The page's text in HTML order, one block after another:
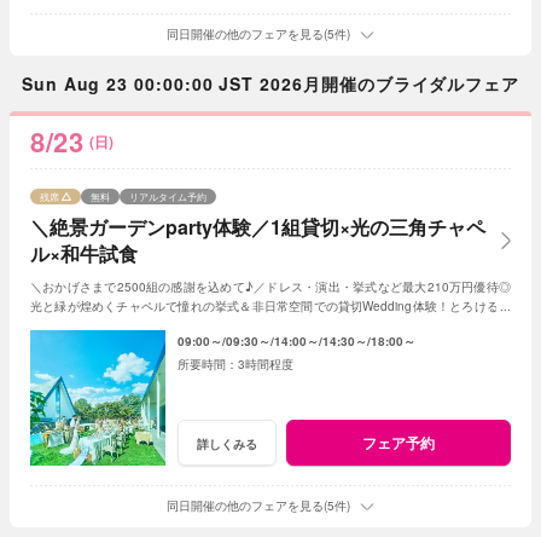
同日開催の他のフェアを見る(5件)
Sun Aug 23 00:00:00 JST 2026月開催のブライダルフェア
8/23 (日)
＼絶景ガーデンparty体験／1組貸切×光の三角チャペ
ル×和牛試食
残席 無料 リアルタイム予約
＼おかげさまで2500組の感謝を込めて♪／ドレス・演出・挙式など最大210万円優待◎
光と緑が煌めくチャペルで憧れの挙式＆非日常空間での貸切Wedding体験！とろける和
09:00～ 09:30～ 14:00～ 14:30～ 18:00～
3時間程度
詳しくみる フェア予約
同日開催の他のフェアを見る(5件)